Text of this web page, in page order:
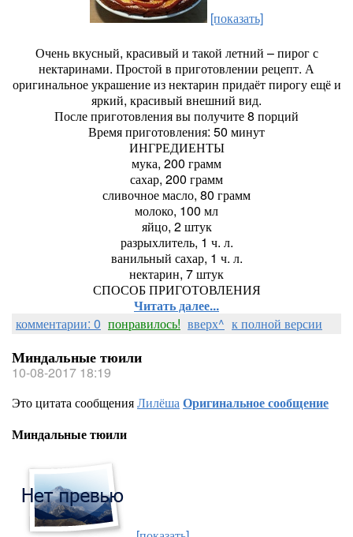
[показать]
Очень вкусный, красивый и такой летний – пирог с
нектаринами. Простой в приготовлении рецепт. А
оригинальное украшение из нектарин придаёт пирогу ещё и
яркий, красивый внешний вид.
После приготовления вы получите 8 порций
Время приготовления: 50 минут
ИНГРЕДИЕНТЫ
мука, 200 грамм
сахар, 200 грамм
сливочное масло, 80 грамм
молоко, 100 мл
яйцо, 2 штук
разрыхлитель, 1 ч. л.
ванильный сахар, 1 ч. л.
нектарин, 7 штук
СПОСОБ ПРИГОТОВЛЕНИЯ
Читать далее...
комментарии: 0 понравилось! вверх^ к полной версии
Миндальные тюили
10-08-2017 18:19
Это цитата сообщенияЛилёшаОригинальное сообщение
Миндальные тюили